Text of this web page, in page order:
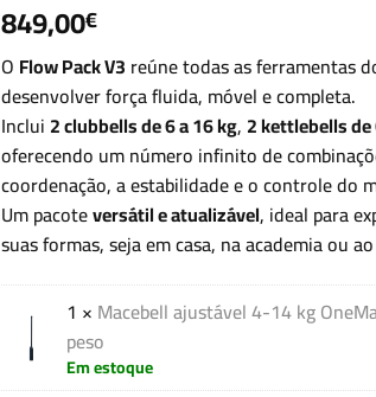
849,00€
O Flow Pack V3 reúne todas as ferramentas
desenvolver força fluida, móvel e completa.
Inclui 2 clubbells de 6 a 16 kg, 2 kettlebells de
oferecendo um número infinito de
coordenação, a estabilidade e o controle do
Um pacoteversátil e atualizável, ideal para
suas formas, seja em casa, na academia ou
1 × Macebell ajustável 4-14 kg
peso
Em estoque